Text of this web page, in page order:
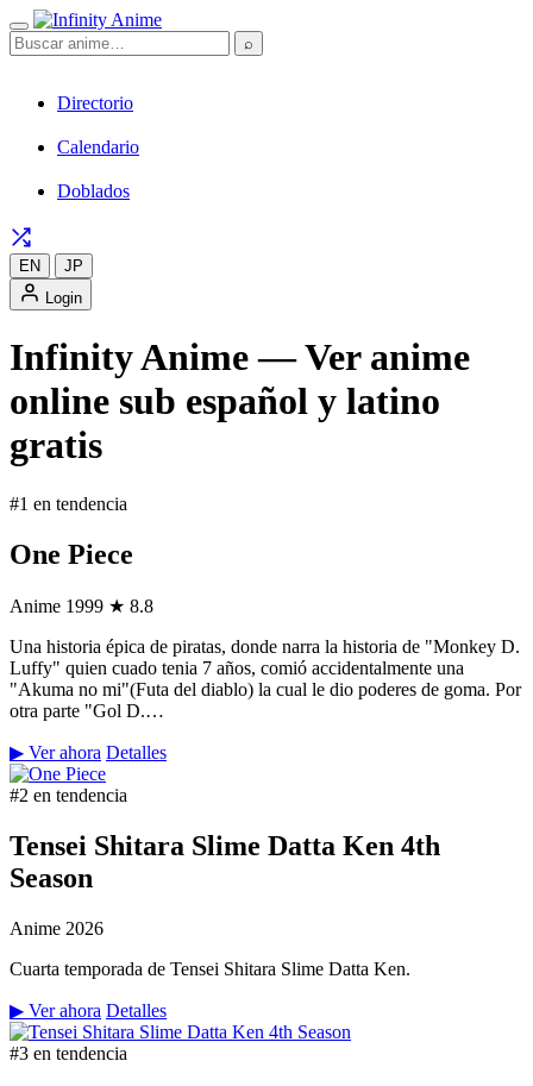
⌕
Directorio
Calendario
Doblados
EN
JP
Login
Infinity Anime — Ver anime
online sub español y latino
gratis
#1 en tendencia
One Piece
Anime 1999 ★ 8.8
Una historia épica de piratas, donde narra la historia de "Monkey D.
Luffy" quien cuado tenia 7 años, comió accidentalmente una
"Akuma no mi"(Futa del diablo) la cual le dio poderes de goma. Por
otra parte "Gol D.…
▶ Ver ahora Detalles
#2 en tendencia
Tensei Shitara Slime Datta Ken 4th
Season
Anime 2026
Cuarta temporada de Tensei Shitara Slime Datta Ken.
▶ Ver ahora Detalles
#3 en tendencia